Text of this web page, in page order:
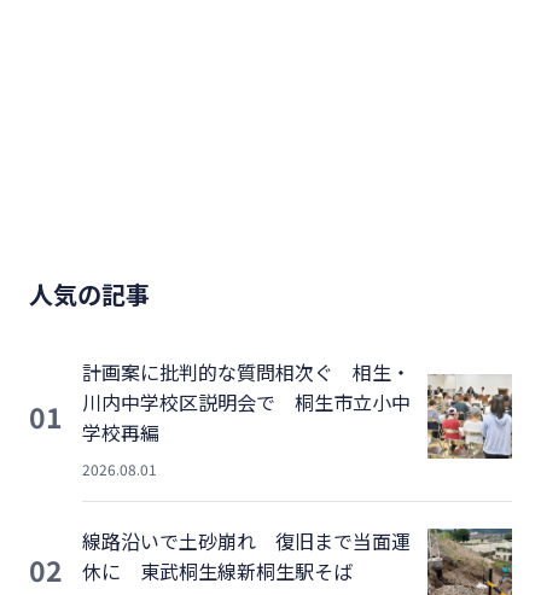
人気の記事
01
計画案に批判的な質問相次ぐ 相生・
川内中学校区説明会で 桐生市立小中
学校再編
2026.08.01
02
線路沿いで土砂崩れ 復旧まで当面運
休に 東武桐生線新桐生駅そば